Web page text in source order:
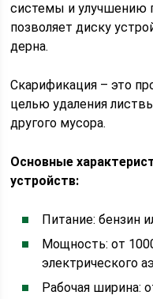
системы и улучшению
позволяет диску
дерна.
Скарификация – это
целью удаления
другого мусора.
Основные
устройств:
Питание: бензин
Мощность: от
электрического
Рабочая ширина: